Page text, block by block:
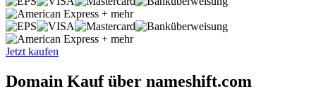
+ mehr
+ mehr
Jetzt kaufen
Domain Kauf über nameshift.com